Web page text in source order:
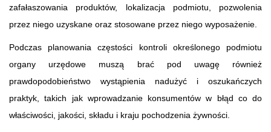
zafałaszowania produktów, lokalizacja podmiotu, pozwolenia
przez niego uzyskane oraz stosowane przez niego wyposażenie.
Podczas planowania częstości kontroli określonego podmiotu
organy urzędowe muszą brać pod uwagę również
prawdopodobieństwo wystąpienia nadużyć i oszukańczych
praktyk, takich jak wprowadzanie konsumentów w błąd co do
właściwości, jakości, składu i kraju pochodzenia żywności.